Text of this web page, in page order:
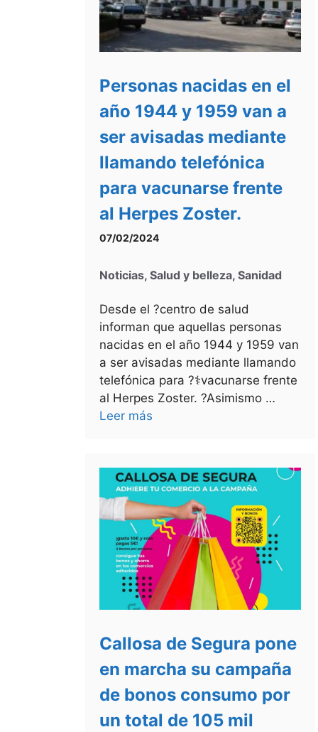
Personas nacidas en el
año 1944 y 1959 van a
ser avisadas mediante
llamando telefónica
para vacunarse frente
al Herpes Zoster.
07/02/2024
Noticias, Salud y belleza, Sanidad
Desde el ?centro de salud
informan que aquellas personas
nacidas en el año 1944 y 1959 van
a ser avisadas mediante llamando
telefónica para ?⚕vacunarse frente
al Herpes Zoster. ?Asimismo …
Leer más
Callosa de Segura pone
en marcha su campaña
de bonos consumo por
un total de 105 mil